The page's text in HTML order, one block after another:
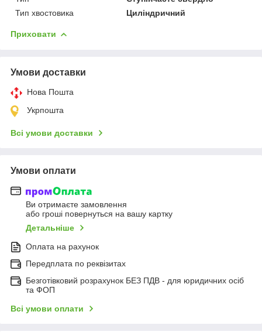
Тип хвостовика
Циліндричний
Приховати
Умови доставки
Нова Пошта
Укрпошта
Всі умови доставки
Умови оплати
Ви отримаєте замовлення
або гроші повернуться на вашу картку
Детальніше
Оплата на рахунок
Передплата по реквізитах
Безготівковий розрахунок БЕЗ ПДВ - для юридичних осіб
та ФОП
Всі умови оплати